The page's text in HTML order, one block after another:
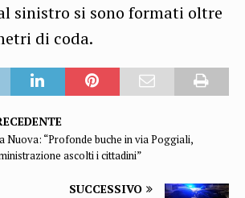
sinistro si sono formati oltre
di coda.
Nuova: “Profonde buche in via Poggiali,
ascolti i cittadini”
SUCCESSIVO